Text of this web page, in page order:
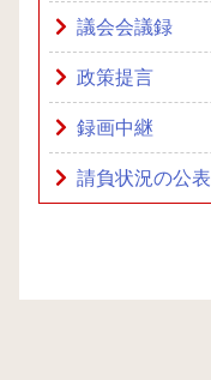
議会会議録
政策提言
録画中継
請負状況の公表